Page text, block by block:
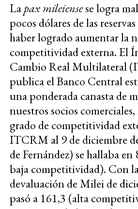
Lapax mileiensese logra
pocos dólares de las
haber logrado aumentar la
competitividad externa. El
Cambio Real Multilateral
publica el Banco Central
una ponderada canasta de
nuestros socios
grado de competitividad
ITCRM al 9 de diciembre
de Fernández) se hallaba en
baja competitividad). Con
devaluación de Milei de
pasó a 161,3 (alta